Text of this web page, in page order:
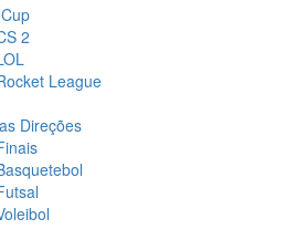
2
League
Direções